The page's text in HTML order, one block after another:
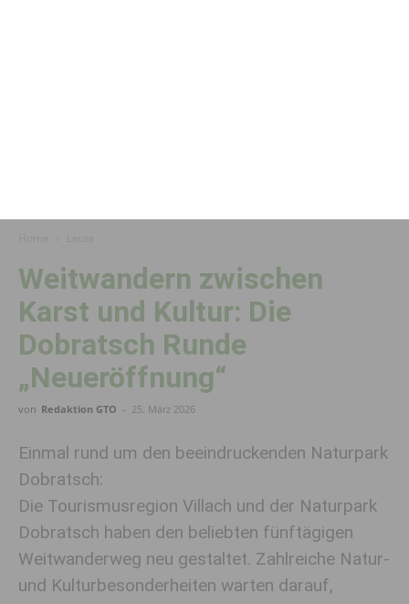
Weitwandern zwischen
Karst und Kultur: Die
Dobratsch Runde
„Neueröffnung“
von Redaktion GTO - 25. März 2026
Einmal rund um den beeindruckenden Naturpark
Dobratsch:
Die Tourismusregion Villach und der Naturpark
Dobratsch haben den beliebten fünftägigen
Weitwanderweg neu gestaltet. Zahlreiche Natur-
und Kulturbesonderheiten warten darauf,